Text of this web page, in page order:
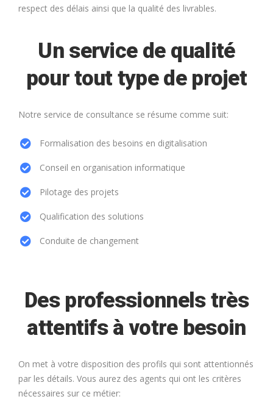
respect des délais ainsi que la qualité des livrables.
Un service de qualité
pour tout type de projet
Notre service de consultance se résume comme suit:
Formalisation des besoins en digitalisation
Conseil en organisation informatique
Pilotage des projets
Qualification des solutions
Conduite de changement
Des professionnels très
attentifs à votre besoin
On met à votre disposition des profils qui sont attentionnés
par les détails. Vous aurez des agents qui ont les critères
nécessaires sur ce métier: